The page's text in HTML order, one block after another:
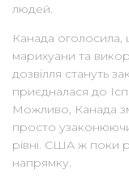
людей.
Канада
марихуани та
дозвілля стануть
приєдналася до
Можливо, Канада
просто
рівні. США ж поки
напрямку.